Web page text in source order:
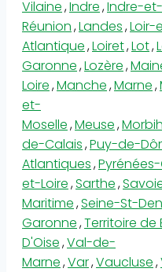
Vilaine,Indre,Indre-
Réunion,Landes,Loir-
Atlantique,Loiret,Lot,
Garonne,Lozère,
Loire,Manche,Marne,
et-
Moselle,Meuse,
de-Calais,Puy-de-
Atlantiques,
et-Loire,Sarthe,
Maritime,Seine-St-
Garonne,Territoire de
D'Oise,Val-de-
Marne,Var,Vaucluse,